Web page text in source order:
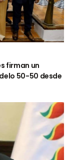
firman un
50-50 desde